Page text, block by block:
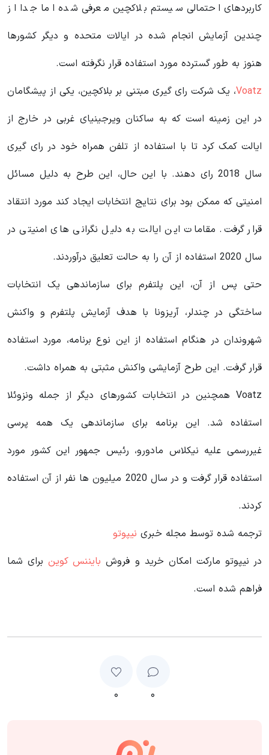
کاربردهای احتمالی سیستم بلاکچین معرفی شده اما جدا از
چندین آزمایش انجام شده در ایالات متحده و دیگر کشورها
هنوز به طور گسترده مورد استفاده قرار نگرفته است.
Voatz، یک شرکت رای گیری مبتنی بر بلاکچین، یکی از پیشگامان
در این زمینه است که به ساکنان ویرجینیای غربی در خارج از
ایالت کمک کرد تا با استفاده از تلفن همراه خود در رای گیری
سال 2018 رای دهند. با این حال، این طرح به دلیل مسائل
امنیتی که ممکن بود برای نتایج انتخابات ایجاد کند مورد انتقاد
قرار گرفت. مقامات این ایالت به دلیل نگرانی های امنیتی در
سال 2020 استفاده از آن را به حالت تعلیق درآوردند.
حتی پس از آن، این پلتفرم برای سازماندهی یک انتخابات
ساختگی در چندلر، آریزونا با هدف آزمایش پلتفرم و واکنش
شهروندان در هنگام استفاده از این نوع برنامه، مورد استفاده
قرار گرفت. این طرح آزمایشی واکنش مثبتی به همراه داشت.
Voatz همچنین در انتخابات کشورهای دیگر از جمله ونزوئلا
استفاده شد. این برنامه برای سازماندهی یک همه پرسی
غیررسمی علیه نیکلاس مادورو، رئیس جمهور این کشور مورد
استفاده قرار گرفت و در سال 2020 میلیون ها نفر از آن استفاده
کردند.
ترجمه شده توسط مجله خبری نیپوتو
در نیپوتو مارکت امکان خرید و فروش بایننس کوینبرای شما
فراهم شده است.
۰ ۰